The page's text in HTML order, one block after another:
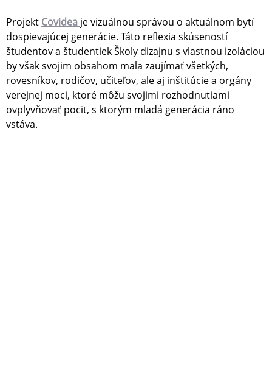
Projekt Covidea je vizuálnou správou o aktuálnom bytí
dospievajúcej generácie. Táto reflexia skúseností
študentov a študentiek Školy dizajnu s vlastnou izoláciou
by však svojim obsahom mala zaujímať všetkých,
rovesníkov, rodičov, učiteľov, ale aj inštitúcie a orgány
verejnej moci, ktoré môžu svojimi rozhodnutiami
ovplyvňovať pocit, s ktorým mladá generácia ráno
vstáva.